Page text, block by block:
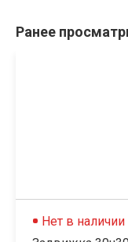
Ранее
Нет в наличии